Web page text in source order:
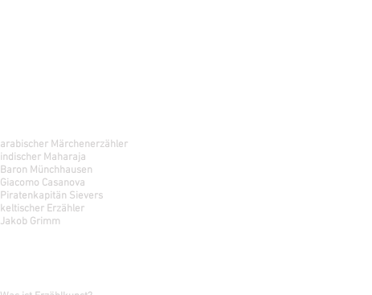
arabischer Märchenerzähler
indischer Maharaja
Baron Münchhausen
Giacomo Casanova
Piratenkapitän Sievers
keltischer Erzähler
Jakob Grimm